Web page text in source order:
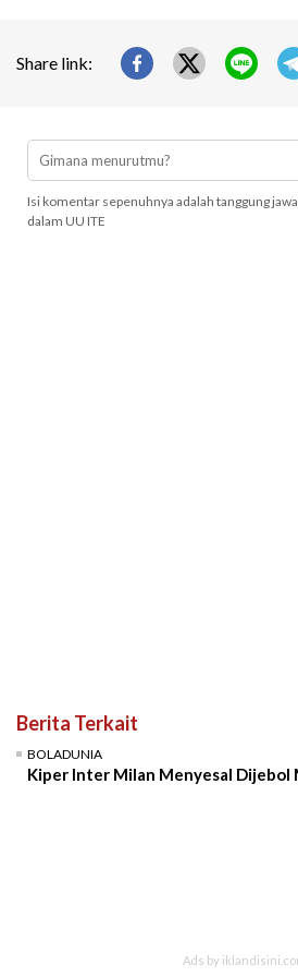
Share link:
Isi komentar sepenuhnya adalah tanggung
dalam UU ITE
Berita Terkait
BOLADUNIA
Kiper Inter Milan Menyesal Dijebol